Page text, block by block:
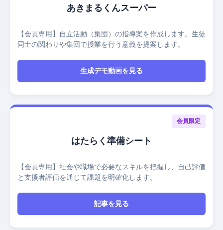
あきまるくんスーパー
【会員専用】自立活動（集団）の指導案を作成します。生徒
同士の関わりや集団で授業を行う意義を提案します。
生成デモ動画を見る
会員限定
はたらく準備シート
【会員専用】社会や職場で必要なスキルを把握し、自己評価
と支援者評価を通じて課題を明確化します。
記事を見る